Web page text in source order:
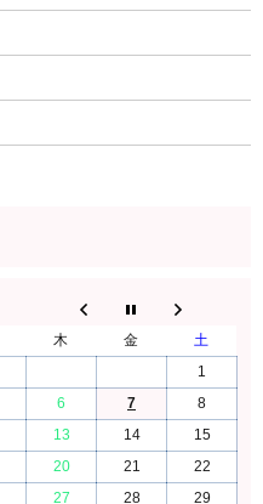
木 金
土
1
6 7
8
13 14
15
20 21
22
27 28 29